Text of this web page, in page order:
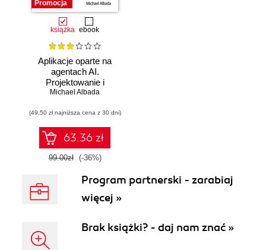
Promocja
książka ebook
Aplikacje oparte na
agentach AI.
Projektowanie i
wdrażanie
wieloagentowych
Michael Albada
(49,50 zł najniższa cena z 30 dni)
63.36 zł
99.00zł (-36%)
Program partnerski - zarabiaj
więcej »
Brak książki? - daj nam znać »